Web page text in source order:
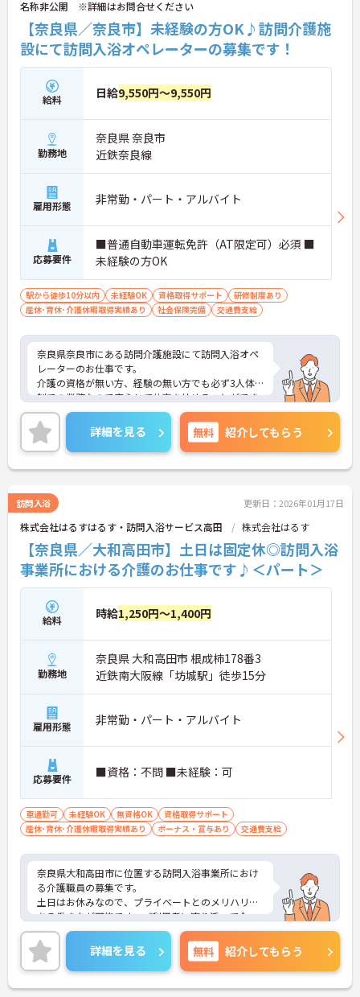
名称非公開 ※詳細はお問合せください
【奈良県／奈良市】未経験の方OK♪訪問介護施
設にて訪問入浴オペレーターの募集です！
給料 日給9,550円～9,550円
勤務地
奈良県 奈良市
近鉄奈良線
雇用形態 非常勤・パート・アルバイト
応募要件
■普通自動車運転免許（AT限定可）必須 ■
未経験の方OK
駅から徒歩10分以内 未経験OK 資格取得サポート
研修制度あり
産休･育休･介護休暇取得実績あり
社会保険完備 交通費支給
奈良県奈良市にある訪問介護施設にて訪問入浴オペ
レーターのお仕事です。
介護の資格が無い方、経験の無い方でも必ず3人体
制での業務なので安心して仕事を始めることができ
ます！
ご興味ある方には、面接対策ポイントなど、さらに
詳細をお話しいたしますのでお気軽にご相談くださ
い。
詳細を見る 無料 紹介してもらう
訪問入浴 更新日：2026年01月17日
株式会社はるすはるす・訪問入浴サービス高田 株式会社はるす
【奈良県／大和高田市】土日は固定休◎訪問入浴
事業所における介護のお仕事です♪＜パート＞
給料 時給1,250円～1,400円
勤務地
奈良県 大和高田市 根成柿178番3
近鉄南大阪線「坊城駅」徒歩15分
雇用形態 非常勤・パート・アルバイト
応募要件 ■資格：不問 ■未経験：可
車通勤可 未経験OK 無資格OK
資格取得サポート
産休･育休･介護休暇取得実績あり
ボーナス・賞与あり 交通費支給
奈良県大和高田市に位置する訪問入浴事業所におけ
る介護職員の募集です。
土日はお休みなので、プライベートとのメリハリの
ある働き方が可能です。ご利用者に寄り添って介
護・入浴サービスの提供を行っていただける方を募
集しています。
ご興味のある方には、面接対策ポイントなど、さら
に詳細をお話しいたしますのでお気軽にご相談くだ
さい！
詳細を見る 無料 紹介してもらう